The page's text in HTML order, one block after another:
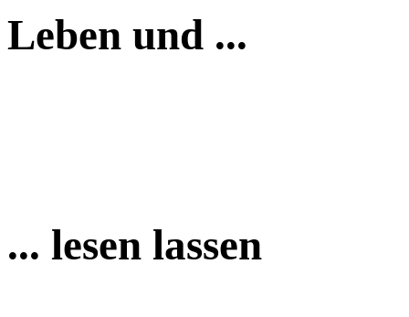
Leben und ...
... lesen lassen